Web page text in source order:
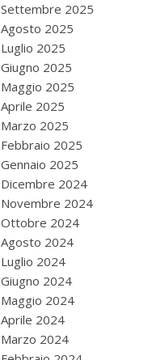
Settembre 2025
Agosto 2025
Luglio 2025
Giugno 2025
Maggio 2025
Aprile 2025
Marzo 2025
Febbraio 2025
Gennaio 2025
Dicembre 2024
Novembre 2024
Ottobre 2024
Agosto 2024
Luglio 2024
Giugno 2024
Maggio 2024
Aprile 2024
Marzo 2024